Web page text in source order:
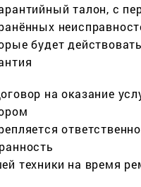
талон, с
будет действовать
на оказание
техники на время